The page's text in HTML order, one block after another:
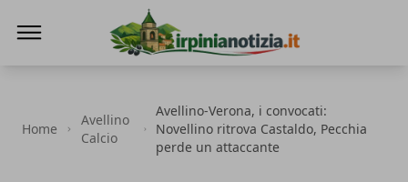
Home
Avellino
Calcio
Avellino-Verona, i convocati:
Novellino ritrova Castaldo, Pecchia
perde un attaccante